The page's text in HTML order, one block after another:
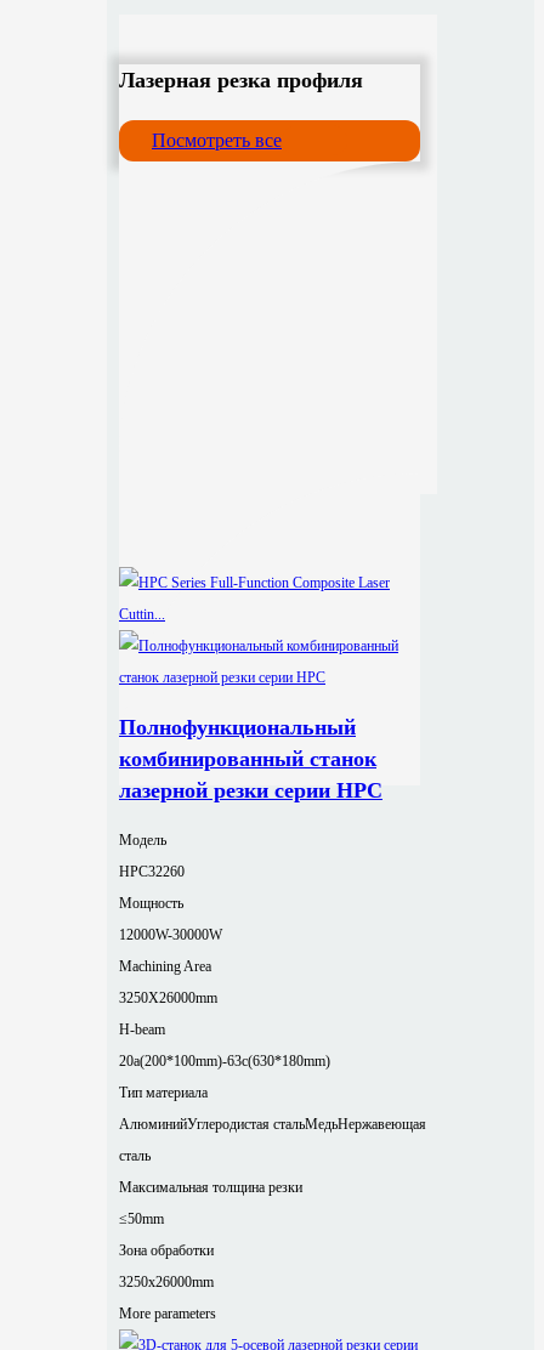
Лазерная резка профиля
Посмотреть все
Полнофункциональный
комбинированный станок
лазерной резки серии HPC
Модель
HPC32260
Мощность
12000W-30000W
Machining Area
3250X26000mm
H-beam
20a(200*100mm)-63c(630*180mm)
Тип материала
АлюминийУглеродистая стальМедьНержавеющая
сталь
Максимальная толщина резки
≤50mm
Зона обработки
3250x26000mm
More parameters